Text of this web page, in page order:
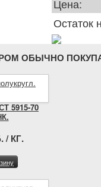
Цена:
Остаток
ОБЫЧНО
5915-70
/ КГ.